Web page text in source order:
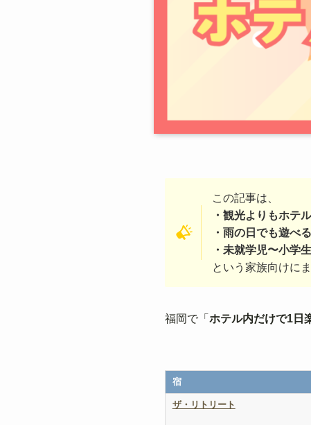
この記事は、
・観光よりもホテ
・雨の日でも遊べ
・未就学児〜小学
という家族向けに
福岡で「 ホテル内だけで1日
宿
ザ・リトリート